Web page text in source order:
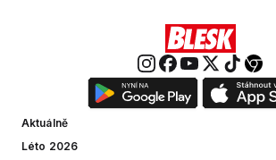
Aktuálně
Léto 2026